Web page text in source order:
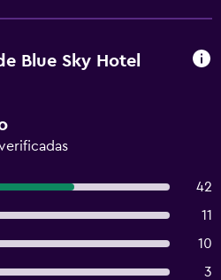
Blue Sky Hotel
42
11
10
3